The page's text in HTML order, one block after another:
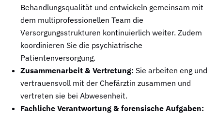
Behandlungsqualität und entwickeln gemeinsam mit
dem multiprofessionellen Team die
Versorgungsstrukturen kontinuierlich weiter. Zudem
koordinieren Sie die psychiatrische
Patientenversorgung.
Zusammenarbeit & Vertretung: Sie arbeiten eng und
vertrauensvoll mit der Chefärztin zusammen und
vertreten sie bei Abwesenheit.
Fachliche Verantwortung & forensische Aufgaben: